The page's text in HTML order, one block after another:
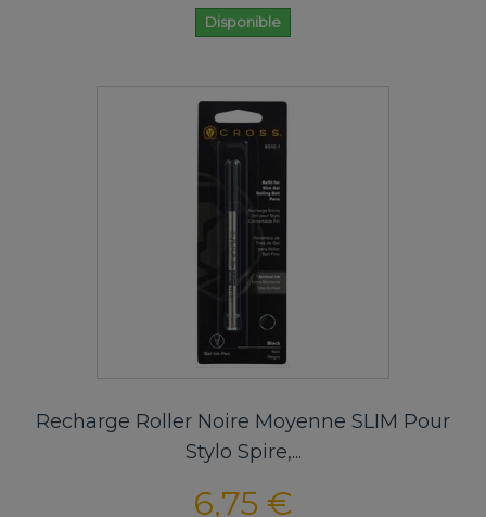
Disponible
Recharge Roller Noire Moyenne SLIM Pour
Stylo Spire,...
6,75 €